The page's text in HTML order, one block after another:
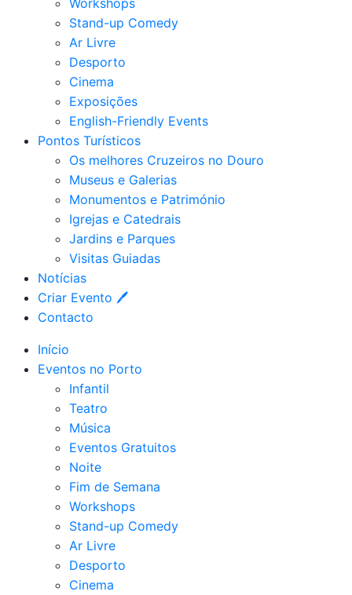
Workshops
Stand-up Comedy
Ar Livre
Desporto
Cinema
Exposições
English-Friendly Events
Pontos Turísticos
Os melhores Cruzeiros no Douro​
Museus e Galerias
Monumentos e Património
Igrejas e Catedrais
Jardins e Parques
Visitas Guiadas
Notícias
Criar Evento 🖊
Contacto
Início
Eventos no Porto
Infantil
Teatro
Música
Eventos Gratuitos
Noite
Fim de Semana
Workshops
Stand-up Comedy
Ar Livre
Desporto
Cinema